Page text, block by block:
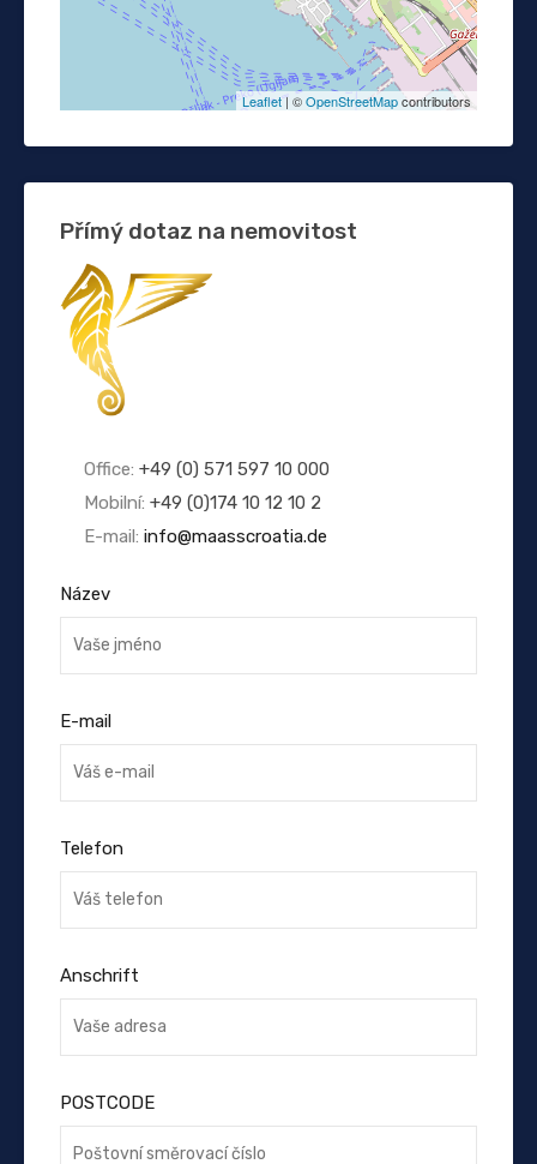
Leaflet| ©OpenStreetMapcontributors
Přímý dotaz na nemovitost
Office: +49 (0) 571 597 10 000
Mobilní: +49 (0)174 10 12 10 2
E-mail: info@maasscroatia.de
Název
E-mail
Telefon
Anschrift
POSTCODE